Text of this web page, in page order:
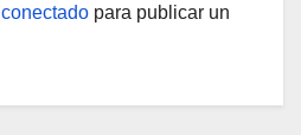
conectado para publicar un